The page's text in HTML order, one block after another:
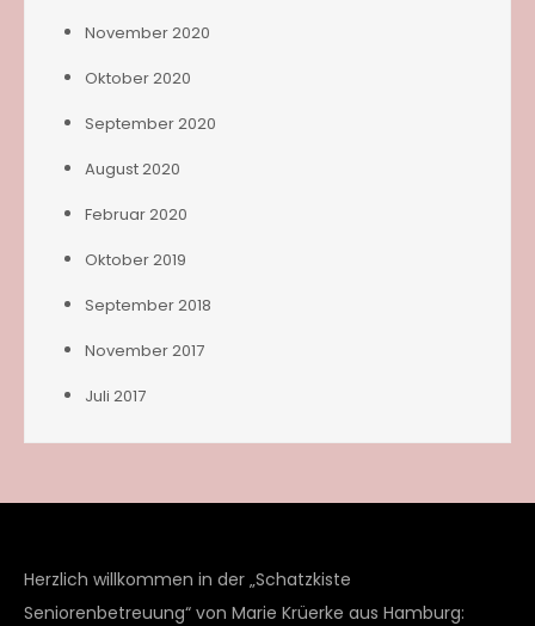
November 2020
Oktober 2020
September 2020
August 2020
Februar 2020
Oktober 2019
September 2018
November 2017
Juli 2017
Herzlich willkommen in der „Schatzkiste
Seniorenbetreuung“ von Marie Krüerke aus Hamburg: